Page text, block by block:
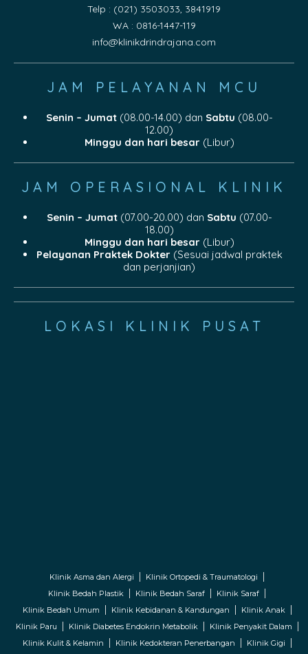
Telp : (021) 3503033, 3841919
WA : 0816-1447-119
info@klinikdrindrajana.com
JAM PELAYANAN MCU
Senin – Jumat(08.00-14.00) dan Sabtu (08.00-
12.00)
Minggu dan hari besar(Libur)
JAM OPERASIONAL KLINIK
Senin – Jumat(07.00-20.00) dan Sabtu (07.00-
18.00)
Minggu dan hari besar(Libur)
Pelayanan Praktek Dokter(Sesuai jadwal praktek
dan perjanjian)
LOKASI KLINIK PUSAT
Klinik Asma dan Alergi
Klinik Ortopedi & Traumatologi
Klinik Bedah Plastik
Klinik Bedah Saraf
Klinik Saraf
Klinik Bedah Umum
Klinik Kebidanan & Kandungan
Klinik Anak
Klinik Paru
Klinik Diabetes Endokrin Metabolik
Klinik Penyakit Dalam
Klinik Kulit & Kelamin
Klinik Kedokteran Penerbangan Klinik Gigi